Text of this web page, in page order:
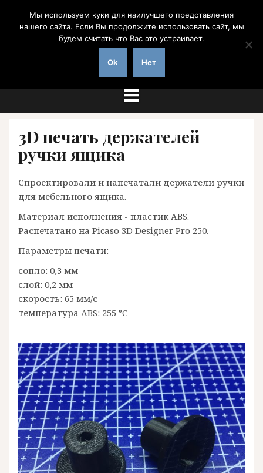
содержимому
на заказ с доставкой по России
3D печать держателей
ручки ящика
Спроектировали и напечатали держатели ручки
для мебельного ящика.
Материал исполнения - пластик ABS.
Распечатано на Picaso 3D Designer Pro 250.
Параметры печати:
сопло: 0,3 мм
слой: 0,2 мм
скорость: 65 мм/с
температура ABS: 255 °C
Мы используем куки для наилучшего представления
нашего сайта. Если Вы продолжите использовать сайт, мы
будем считать что Вас это устраивает.
Ok Нет